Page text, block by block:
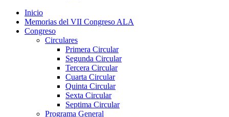
Inicio
Memorias del VII Congreso ALA
Congreso
Circulares
Primera Circular
Segunda Circular
Tercera Circular
Cuarta Circular
Quinta Circular
Sexta Circular
Septima Circular
Programa General